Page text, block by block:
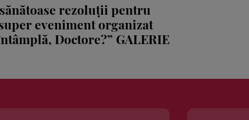
rezoluţii pentru
eveniment organizat
Doctore?” GALERIE